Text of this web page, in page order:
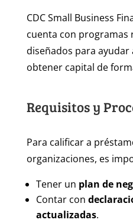
CDC Small Business
cuenta con programas
diseñados para
obtener capital de
Requisitos y
Para calificar a
organizaciones, es
Tener un plan de
Contar con
actualizadas.